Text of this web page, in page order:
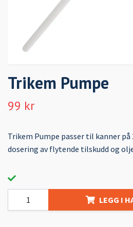
Trikem Pumpe
99 kr
Trikem Pumpe passer til kanner på
dosering av flytende tilskudd og
LEGG I